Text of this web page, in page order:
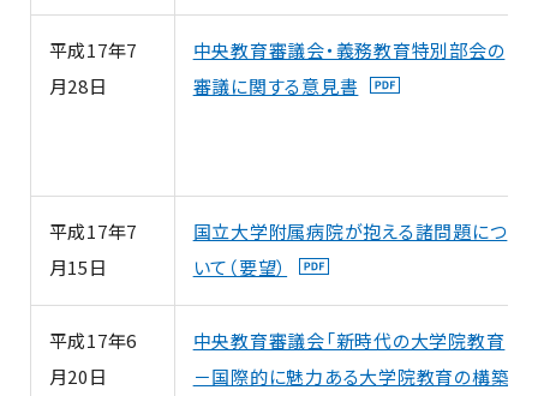
平成17年7
月28日
中央教育審議会・義務教育特別部会の
審議に関する意見書
平成17年7
月15日
国立大学附属病院が抱える諸問題につ
いて（要望）
平成17年6
月20日
中央教育審議会「新時代の大学院教育
－国際的に魅力ある大学院教育の構築